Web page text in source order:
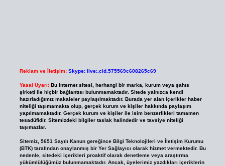
Reklam ve İletişim: Skype: live:.cid.575569c608265c69
Yasal Uyarı: Bu internet sitesi, herhangi bir marka, kurum veya şahıs
şirketi ile hiçbir bağlantısı bulunmamaktadır. Sitede yalnızca kendi
hazırladığımız makaleler paylaşılmaktadır. Burada yer alan içerikler haber
niteliği taşımamakta olup, gerçek kurum ve kişiler hakkında paylaşım
yapılmamaktadır. Gerçek kurum ve kişiler ile isim benzerlikleri tamamen
tesadüfidir. Sitemizdeki bilgiler taslak halindedir ve tavsiye niteliği
taşımazlar.
Sitemiz, 5651 Sayılı Kanun gereğince Bilgi Teknolojileri ve İletişim Kurumu
(BTK) tarafından onaylanmış bir Yer Sağlayıcı olarak hizmet vermektedir. Bu
nedenle, sitedeki içerikleri proaktif olarak denetleme veya araştırma
yükümlülüğümüz bulunmamaktadır. Ancak, üyelerimiz yazdıkları içeriklerin